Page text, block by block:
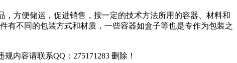
方便储运，促进销售，按一定的技术方法所用的容器、材料和
有不同的包装方式和材质，一些容器如盒子等也是专作为包装之
内容请联系QQ：275171283 删除！